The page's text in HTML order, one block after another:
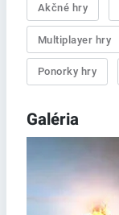
Akčné hry
Multiplayer hry
Ponorky hry
Galéria